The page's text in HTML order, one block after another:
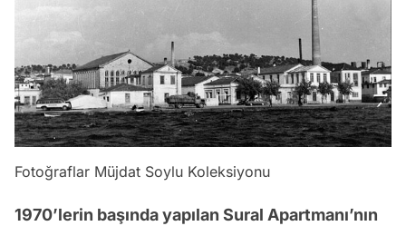
Fotoğraflar Müjdat Soylu Koleksiyonu
1970’lerin başında yapılan Sural Apartmanı’nın